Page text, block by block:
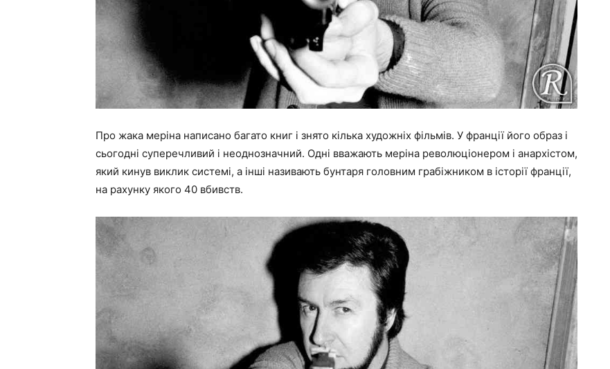
Про жака меріна написано багато книг і знято кілька художніх фільмів. У франції його образ і
сьогодні суперечливий і неоднозначний. Одні вважають меріна революціонером і анархістом,
який кинув виклик системі, а інші називають бунтаря головним грабіжником в історії франції,
на рахунку якого 40 вбивств.